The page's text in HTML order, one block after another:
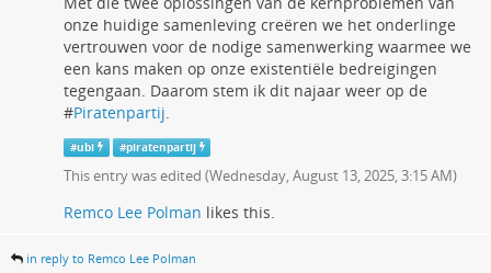
onze huidige samenleving creëren we het onderlinge
vertrouwen voor de nodige samenwerking waarmee we
een kans maken op onze existentiële bedreigingen
tegengaan. Daarom stem ik dit najaar weer op de
#Piratenpartij.
#ubi #piratenpartij
This entry was edited (Wednesday, August 13, 2025, 3:15 AM)
Remco Lee Polman likes this.
in reply to Remco Lee Polman